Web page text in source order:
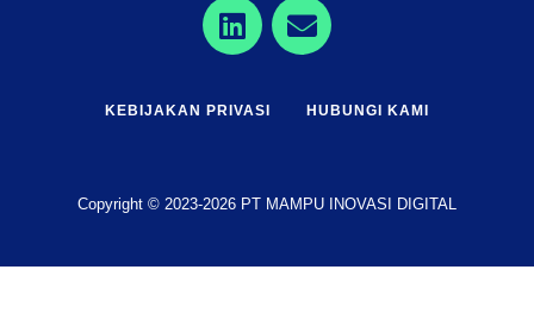
KEBIJAKAN PRIVASI HUBUNGI KAMI
Copyright © 2023-2026 PT MAMPU INOVASI DIGITAL